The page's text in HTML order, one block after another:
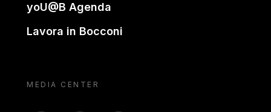
yoU@B Agenda
Lavora in Bocconi
MEDIA CENTER